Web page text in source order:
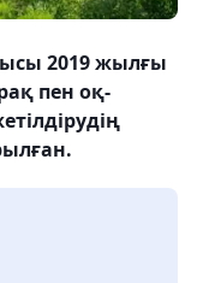
2019 жылғы
пен оқ-